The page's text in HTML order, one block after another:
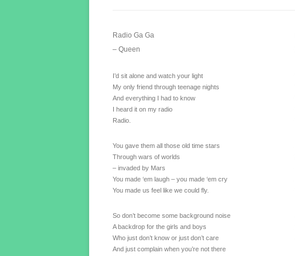
Radio Ga Ga
– Queen
I’d sit alone and watch your light
My only friend through teenage nights
And everything I had to know
I heard it on my radio
Radio.
You gave them all those old time stars
Through wars of worlds
– invaded by Mars
You made ‘em laugh – you made ‘em cry
You made us feel like we could fly.
So don’t become some background noise
A backdrop for the girls and boys
Who just don’t know or just don’t care
And just complain when you’re not there